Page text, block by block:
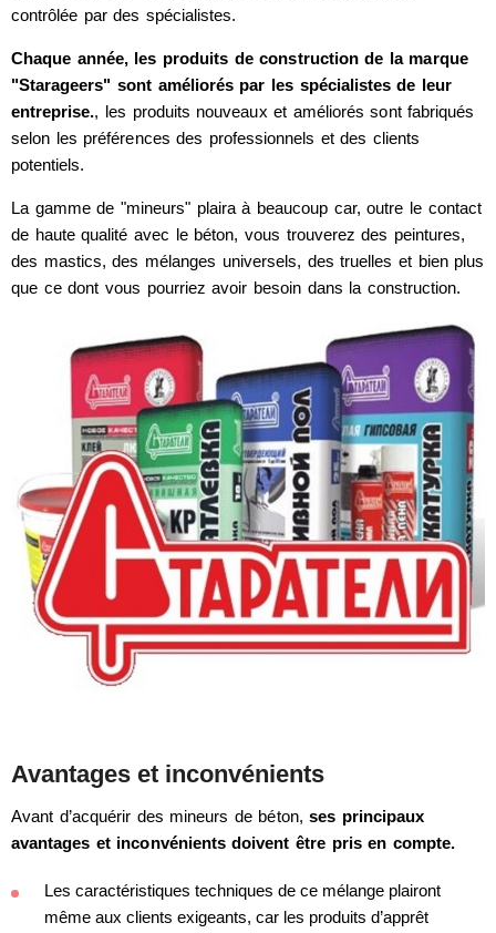
contrôlée par des spécialistes.
Chaque année, les produits de construction de la marque
"Starageers" sont améliorés par les spécialistes de leur
entreprise., les produits nouveaux et améliorés sont fabriqués
selon les préférences des professionnels et des clients
potentiels.
La gamme de "mineurs" plaira à beaucoup car, outre le contact
de haute qualité avec le béton, vous trouverez des peintures,
des mastics, des mélanges universels, des truelles et bien plus
que ce dont vous pourriez avoir besoin dans la construction.
Avantages et inconvénients
Avant d’acquérir des mineurs de béton,ses principaux
avantages et inconvénients doivent être pris en compte.
Les caractéristiques techniques de ce mélange plairont
même aux clients exigeants, car les produits d’apprêt